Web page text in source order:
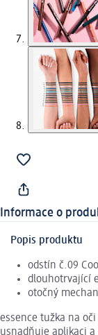
Informace o
Popis produktu
odstín č.09
dlouhotrvající
otočný
essence tužka na
usnadňuje aplikaci